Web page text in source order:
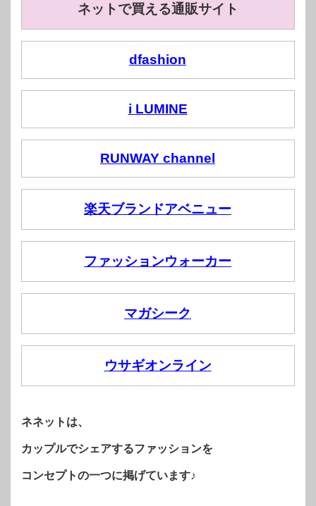
ネットで買える通販サイト
dfashion
i LUMINE
RUNWAY channel
楽天ブランドアベニュー
ファッションウォーカー
マガシーク
ウサギオンライン
ネネットは、
カップルでシェアするファッションを
コンセプトの一つに掲げています♪